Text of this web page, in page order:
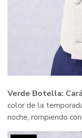
Verde Botella:
color de la
noche, rompiendo